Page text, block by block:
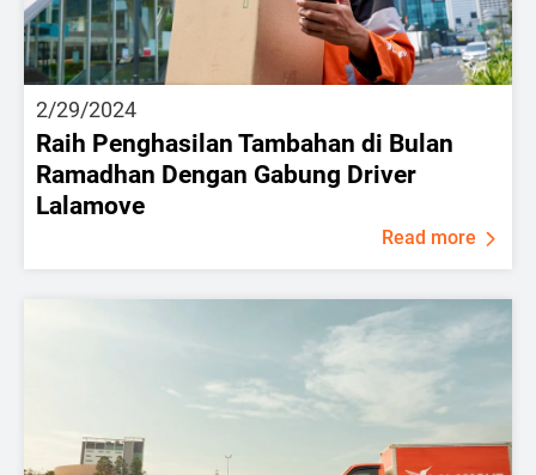
2/29/2024
Raih Penghasilan Tambahan di Bulan
Ramadhan Dengan Gabung Driver
Lalamove
Read more